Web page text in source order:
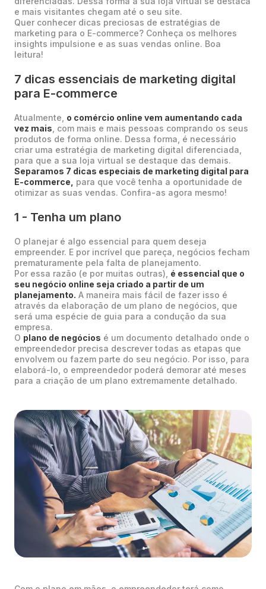
e mais visitantes chegam até o seu site.
Quer conhecer dicas preciosas de estratégias de
marketing para o E-commerce? Conheça os melhores
insights impulsione e as suas vendas online. Boa
leitura!
7 dicas essenciais de marketing digital
para E-commerce
Atualmente, o comércio online vem aumentando cada
vez mais , com mais e mais pessoas comprando os seus
produtos de forma online. Dessa forma, é necessário
criar uma estratégia de marketing digital diferenciada,
para que a sua loja virtual se destaque das demais.
Separamos 7 dicas especiais de marketing digital para
E-commerce,
para que você tenha a oportunidade de
otimizar as suas vendas. Confira-as agora mesmo!
1 - Tenha um plano
O planejar é algo essencial para quem deseja
empreender. E por incrível que pareça, negócios fecham
prematuramente pela falta de planejamento.
Por essa razão (e por muitas outras), é essencial que o
seu negócio online seja criado a partir de um
planejamento. A maneira mais fácil de fazer isso é
através da elaboração de um plano de negócios, que
será uma espécie de guia para a condução da sua
empresa.
O plano de negócios é um documento detalhado onde o
empreendedor precisa descrever todas as etapas que
envolvem ou fazem parte do seu negócio. Por isso, para
elaborá-lo, o empreendedor poderá demorar até meses
para a criação de um plano extremamente detalhado.